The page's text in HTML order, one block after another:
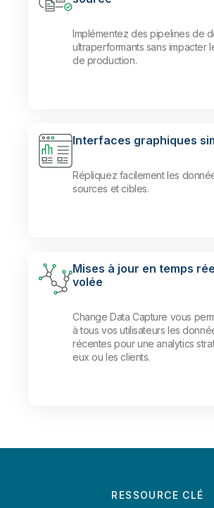
Implémentez des pipelines de
ultraperformants sans impacter
de production.
Interfaces graphiques
Répliquez facilement les
sources et cibles.
Mises à jour en temps
volée
Change Data Capture vous
à tous vos utilisateurs les
récentes pour une analytics
eux ou les clients.
RESSOURCE CLÉ